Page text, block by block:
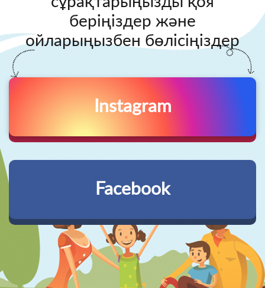
беріңіздер және
ойларыңызбен бөлісіңіздер
Instagram
Facebook